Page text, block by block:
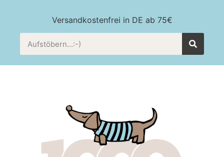
Versandkostenfrei in DE ab 75€